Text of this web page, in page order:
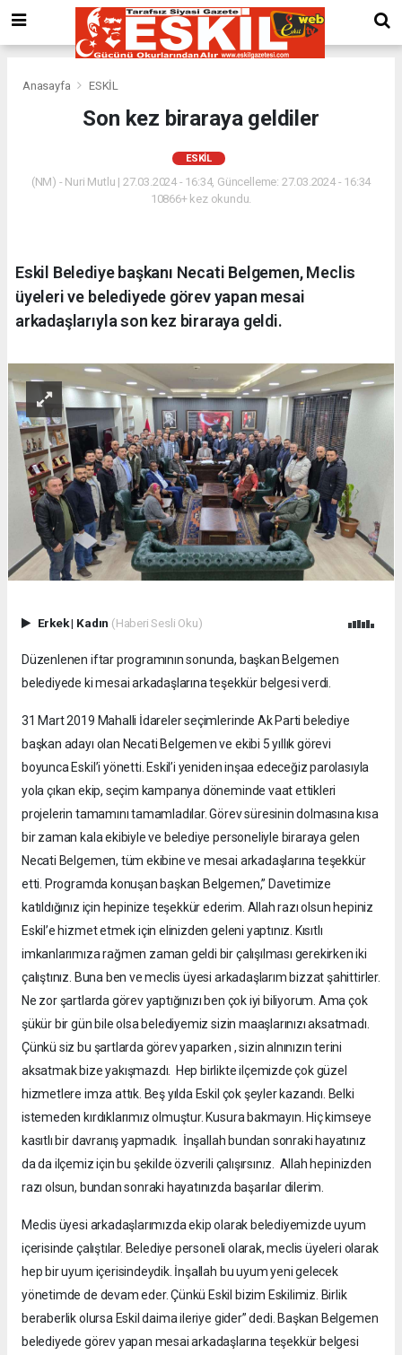
Anasayfa ESKİL
Son kez biraraya geldiler
ESKİL
(NM) - Nuri Mutlu | 27.03.2024 - 16:34, Güncelleme: 27.03.2024 - 16:34
10866+ kez okundu.
Eskil Belediye başkanı Necati Belgemen, Meclis
üyeleri ve belediyede görev yapan mesai
arkadaşlarıyla son kez biraraya geldi.
Erkek| Kadın (Haberi Sesli Oku)
Düzenlenen iftar programının sonunda, başkan Belgemen
belediyede ki mesai arkadaşlarına teşekkür belgesi verdi.
31 Mart 2019 Mahalli İdareler seçimlerinde Ak Parti belediye
başkan adayı olan Necati Belgemen ve ekibi 5 yıllık görevi
boyunca Eskil’i yönetti. Eskil’i yeniden inşaa edeceğiz parolasıyla
yola çıkan ekip, seçim kampanya döneminde vaat ettikleri
projelerin tamamını tamamladılar. Görev süresinin dolmasına kısa
bir zaman kala ekibiyle ve belediye personeliyle biraraya gelen
Necati Belgemen, tüm ekibine ve mesai arkadaşlarına teşekkür
etti. Programda konuşan başkan Belgemen,” Davetimize
katıldığınız için hepinize teşekkür ederim. Allah razı olsun hepiniz
Eskil’e hizmet etmek için elinizden geleni yaptınız. Kısıtlı
imkanlarımıza rağmen zaman geldi bir çalışılması gerekirken iki
çalıştınız. Buna ben ve meclis üyesi arkadaşlarım bizzat şahittirler.
Ne zor şartlarda görev yaptığınızı ben çok iyi biliyorum. Ama çok
şükür bir gün bile olsa belediyemiz sizin maaşlarınızı aksatmadı.
Çünkü siz bu şartlarda görev yaparken , sizin alnınızın terini
aksatmak bize yakışmazdı. Hep birlikte ilçemizde çok güzel
hizmetlere imza attık. Beş yılda Eskil çok şeyler kazandı. Belki
istemeden kırdıklarımız olmuştur. Kusura bakmayın. Hiç kimseye
kasıtlı bir davranış yapmadık. İnşallah bundan sonraki hayatınız
da da ilçemiz için bu şekilde özverili çalışırsınız. Allah hepinizden
razı olsun, bundan sonraki hayatınızda başarılar dilerim.
Meclis üyesi arkadaşlarımızda ekip olarak belediyemizde uyum
içerisinde çalıştılar. Belediye personeli olarak, meclis üyeleri olarak
hep bir uyum içerisindeydik. İnşallah bu uyum yeni gelecek
yönetimde de devam eder. Çünkü Eskil bizim Eskilimiz. Birlik
beraberlik olursa Eskil daima ileriye gider” dedi. Başkan Belgemen
belediyede görev yapan mesai arkadaşlarına teşekkür belgesi